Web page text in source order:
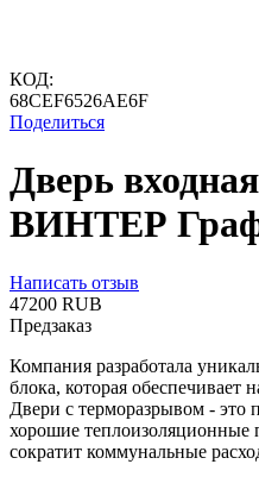
КОД:
68CEF6526AE6F
Поделиться
Дверь
ВИНТЕР
Написать отзыв
‍47200‍ RUB
Предзаказ
Компания разработала
блока, которая
Двери с терморазрывом -
хорошие теплоизоляционные
сократит коммунальные